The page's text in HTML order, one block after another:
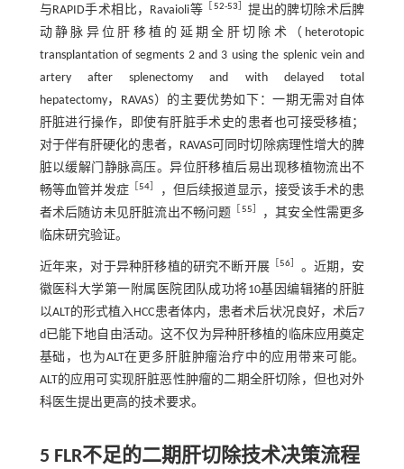
与RAPID手术相比，Ravaioli等 52-53 ］提出的脾切除术后脾
动静脉异位肝移植的延期全肝切除术（heterotopic
transplantation of segments 2 and 3 using the splenic vein and
artery after splenectomy and with delayed total
hepatectomy，RAVAS）的主要优势如下：一期无需对自体
肝脏进行操作，即使有肝脏手术史的患者也可接受移植；
对于伴有肝硬化的患者，RAVAS可同时切除病理性增大的脾
脏以缓解门静脉高压。异位肝移植后易出现移植物流出不
畅等血管并发症［54
，但后续报道显示，接受该手术的患
者术后随访未见肝脏流出不畅问题
55
，其安全性需更多
临床研究验证。
近年来，对于异种肝移植的研究不断开展 ［56
。近期，安
徽医科大学第一附属医院团队成功将10基因编辑猪的肝脏
以ALT的形式植入HCC患者体内，患者术后状况良好，术后7
d已能下地自由活动。这不仅为异种肝移植的临床应用奠定
基础，也为ALT在更多肝脏肿瘤治疗中的应用带来可能。
ALT的应用可实现肝脏恶性肿瘤的二期全肝切除，但也对外
科医生提出更高的技术要求。
5 FLR不足的二期肝切除技术决策流程